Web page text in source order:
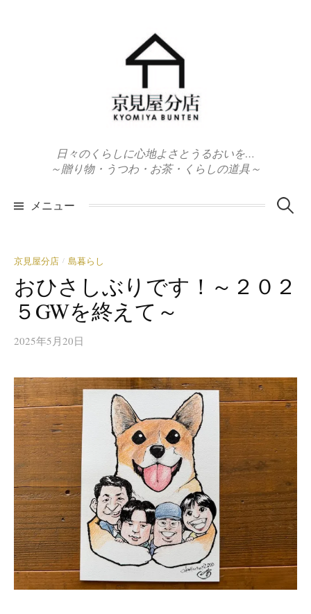
日々のくらしに心地よさとうるおいを…
～贈り物・うつわ・お茶・くらしの道具～
メニュー 検
京見屋分店 / 島暮らし
おひさしぶりです！～２０２
５GWを終えて～
2025年5月20日